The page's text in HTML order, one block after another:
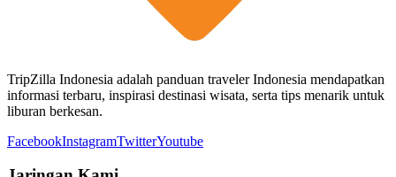
TripZilla Indonesia adalah panduan traveler Indonesia mendapatkan
informasi terbaru, inspirasi destinasi wisata, serta tips menarik untuk
liburan berkesan.
FacebookInstagramTwitterYoutube